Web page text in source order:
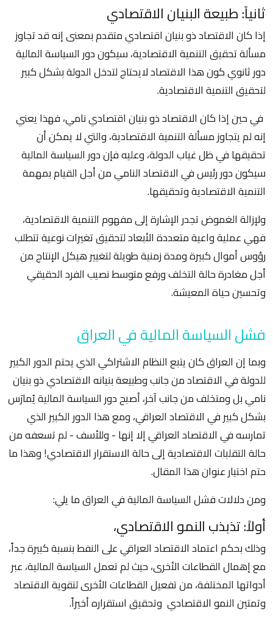
ثانياً: طبيعة البنيان الاقتصادي
إذا كان الاقتصاد ذو بنيان اقتصادي متقدم بمعنى إنه قد تجاوز
مسألة تحقيق التنمية الاقتصادية، سيكون دور السياسة المالية
دور ثانوي كون هذا الاقتصاد لايحتاج لتدخل الدولة بشكل كبير
لتحقيق التنمية الاقتصادية.
في حين إذا كان الاقتصاد ذو بنيان اقتصادي نامي، فهذا يعني
إنه لم يتجاوز مسألة التنمية الاقتصادية، والتي لا يمكن أن
تحقيقها في ظل غياب الدولة، وعليه فإن دور السياسة المالية
سيكون دور رئيس في الاقتصاد النامي من أجل القيام بمهمة
التنمية الاقتصادية وتحقيقها.
ولإزالة الغموض تجدر الإشارة إلى مفهوم التنمية الاقتصادية،
فهي عملية واعية متعددة الأبعاد لتحقيق تغيرات نوعية تتطلب
رؤوس أموال كبيرة ومدة زمنية طويلة لتغيير هيكل الإنتاج من
أجل مغادرة حالة التخلف ورفع متوسط نصيب الفرد الحقيقي
وتحسين حياة المعيشة.
فشل السياسة المالية في العراق
وبما إن العراق كان يتبع النظام الاشتراكي الذي يحتم الدور الكبير
للدولة في الاقتصاد من جانب وطبيعة بنيانه الاقتصادي ذو بنيان
نامي بل ومتخلف من جانب آخر، أصبح دور السياسة المالية يُمارَس
بشكل كبير في الاقتصاد العراقي، ومع هذا الدور الكبير الذي
تمارسه في الاقتصاد العراقي إلا إنها - وللأسف - لم تسعفه من
حالة التقلبات الاقتصادية إلى حالة الاستقرار الاقتصادي! وهذا ما
حتم اختيار عنوان هذا المقال.
ومن دلالات فشل السياسة المالية في العراق ما يلي:
أولاً: تذبذب النمو الاقتصادي،
وذلك بحكم اعتماد الاقتصاد العراقي على النفط بنسبة كبيرة جداً،
مع إهمال القطاعات الأخرى، حيث لم تعمل السياسة المالية، عبر
أدواتها المختلفة، من تفعيل القطاعات الأخرى لتقوية الاقتصاد
وتمتين النمو الاقتصادي وتحقيق استقراره أخيراً.